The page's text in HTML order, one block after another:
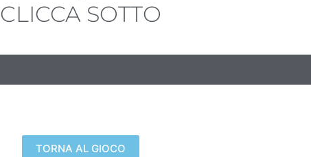
CLICCA SOTTO